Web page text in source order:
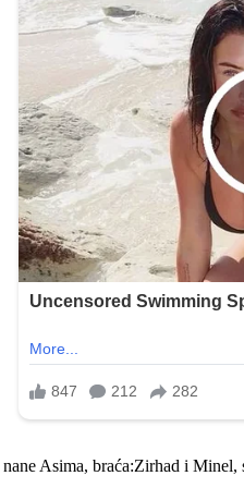
Asima, braća:Zirhad i